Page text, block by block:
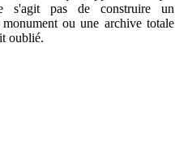
s'agit pas de construire un
ou une archive totale
oublié.